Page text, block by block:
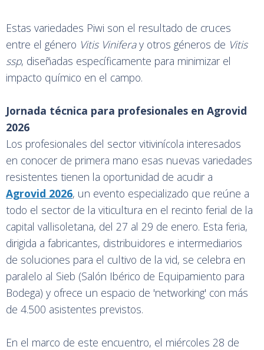
Estas variedades Piwi son el resultado de cruces
entre el género Vitis Viniferay otros géneros de Vitis
ssp, diseñadas específicamente para minimizar el
impacto químico en el campo.
Jornada técnica para profesionales en Agrovid
2026
Los profesionales del sector vitivinícola interesados
en conocer de primera mano esas nuevas variedades
resistentes tienen la oportunidad de acudir a
Agrovid 2026, un evento especializado que reúne a
todo el sector de la viticultura en el recinto ferial de la
capital vallisoletana, del 27 al 29 de enero. Esta feria,
dirigida a fabricantes, distribuidores e intermediarios
de soluciones para el cultivo de la vid, se celebra en
paralelo al Sieb (Salón Ibérico de Equipamiento para
Bodega) y ofrece un espacio de 'networking' con más
de 4.500 asistentes previstos.
En el marco de este encuentro, el miércoles 28 de